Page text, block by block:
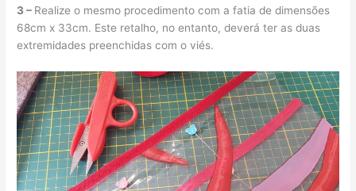
3 – Realize o mesmo procedimento com a fatia de dimensões
68cm x 33cm. Este retalho, no entanto, deverá ter as duas
extremidades preenchidas com o viés.